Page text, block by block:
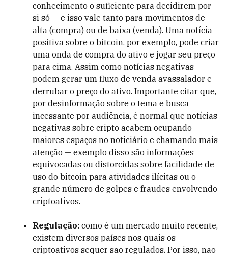
conhecimento o suficiente para decidirem por
si só — e isso vale tanto para movimentos de
alta (compra) ou de baixa (venda). Uma notícia
positiva sobre o bitcoin, por exemplo, pode criar
uma onda de compra do ativo e jogar seu preço
para cima. Assim como notícias negativas
podem gerar um fluxo de venda avassalador e
derrubar o preço do ativo. Importante citar que,
por desinformação sobre o tema e busca
incessante por audiência, é normal que notícias
negativas sobre cripto acabem ocupando
maiores espaços no noticiário e chamando mais
atenção — exemplo disso são informações
equivocadas ou distorcidas sobre facilidade de
uso do bitcoin para atividades ilícitas ou o
grande número de golpes e fraudes envolvendo
criptoativos.
Regulação: como é um mercado muito recente,
existem diversos países nos quais os
criptoativos sequer são regulados. Por isso, não